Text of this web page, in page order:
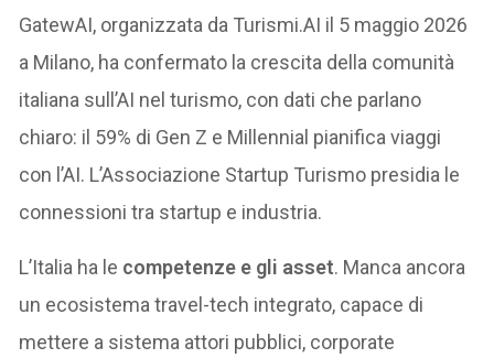
GatewAI, organizzata da Turismi.AI il 5 maggio 2026
a Milano, ha confermato la crescita della comunità
italiana sull’AI nel turismo, con dati che parlano
chiaro: il 59% di Gen Z e Millennial pianifica viaggi
con l’AI. L’Associazione Startup Turismo presidia le
connessioni tra startup e industria.
L’Italia ha le competenze e gli asset. Manca ancora
un ecosistema travel-tech integrato, capace di
mettere a sistema attori pubblici, corporate